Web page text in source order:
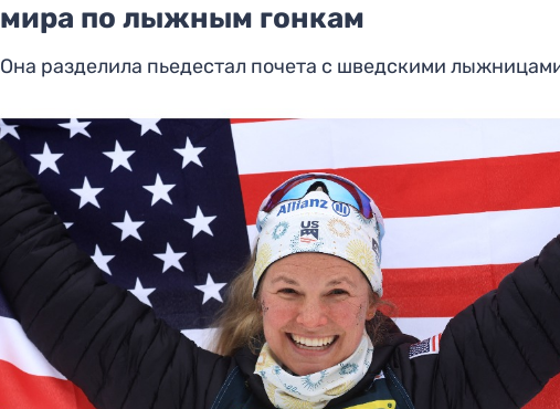
мира по лыжным гонкам
Она разделила пьедестал почета с шведскими